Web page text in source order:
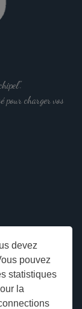
devez
pouvez
statistiques
la
pour charger vos